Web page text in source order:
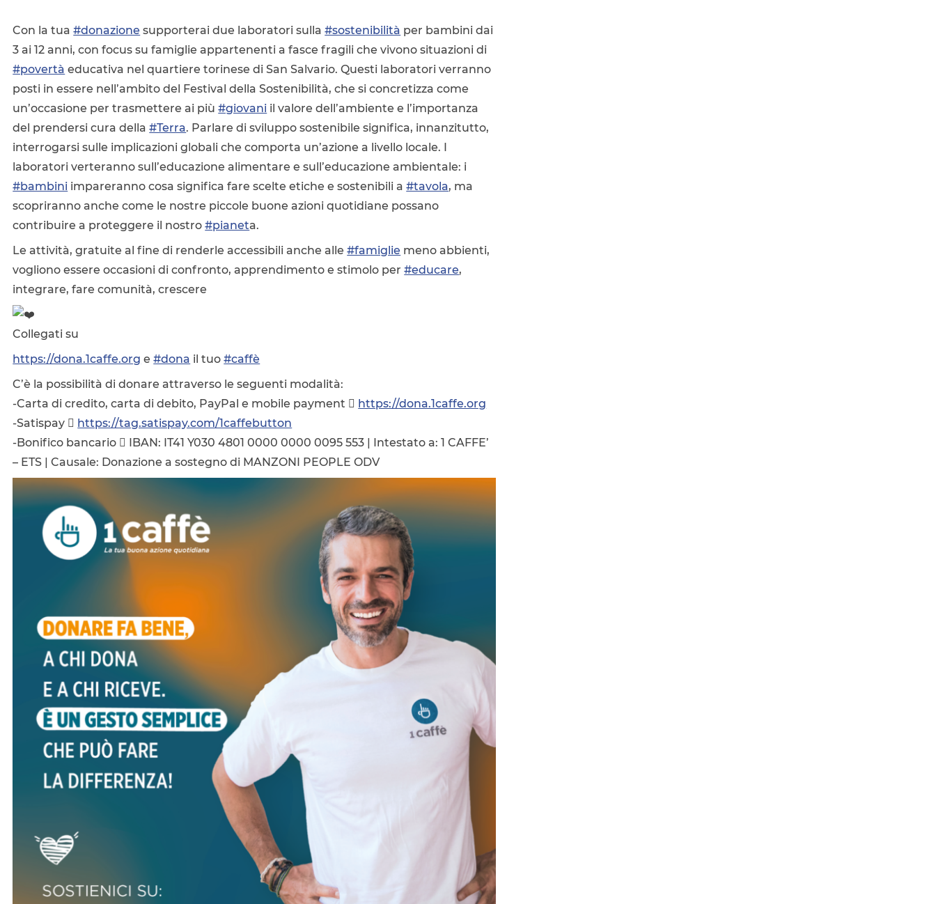
Con la tua#donazione supporterai due laboratori sulla#sostenibilità per bambini dai
3 ai 12 anni, con focus su famiglie appartenenti a fasce fragili che vivono situazioni di
#povertà educativa nel quartiere torinese di San Salvario. Questi laboratori verranno
posti in essere nell’ambito del Festival della Sostenibilità, che si concretizza come
un’occasione per trasmettere ai più#giovani il valore dell’ambiente e l’importanza
del prendersi cura della#Terra. Parlare di sviluppo sostenibile significa, innanzitutto,
interrogarsi sulle implicazioni globali che comporta un’azione a livello locale. I
laboratori verteranno sull’educazione alimentare e sull’educazione ambientale: i
#bambini impareranno cosa significa fare scelte etiche e sostenibili a#tavola, ma
scopriranno anche come le nostre piccole buone azioni quotidiane possano
contribuire a proteggere il nostro#pianeta.
Le attività, gratuite al fine di renderle accessibili anche alle#famiglie meno abbienti,
vogliono essere occasioni di confronto, apprendimento e stimolo per#educare,
integrare, fare comunità, crescere
Collegati su
https://dona.1caffe.org e#dona il tuo#caffè
C’è la possibilità di donare attraverso le seguenti modalità:
-Carta di credito, carta di debito, PayPal e mobile payment  https://dona.1caffe.org
-Satispay  https://tag.satispay.com/1caffebutton
-Bonifico bancario  IBAN: IT41 Y030 4801 0000 0000 0095 553 | Intestato a: 1 CAFFE’
– ETS | Causale: Donazione a sostegno di MANZONI PEOPLE ODV